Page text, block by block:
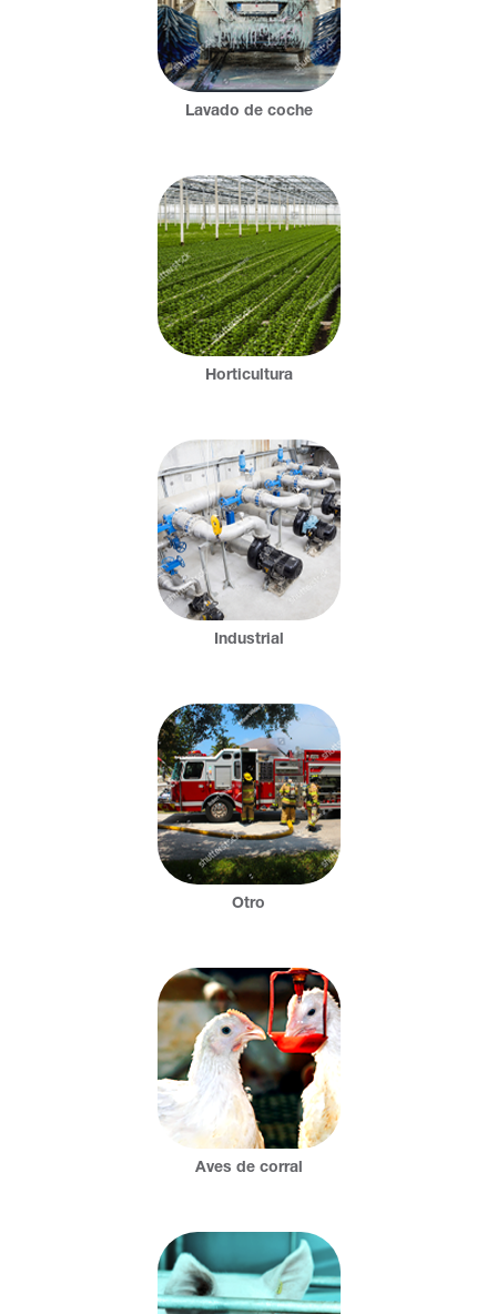
Lavado de coche
Horticultura
Industrial
Otro
Aves de corral